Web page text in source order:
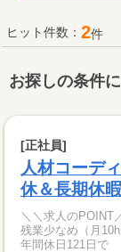
ヒット件数： 2件
お探しの条件
[正社員]
人材コーデ
休＆長期休
＼＼求人の
残業少なめ（月
年間休日121日